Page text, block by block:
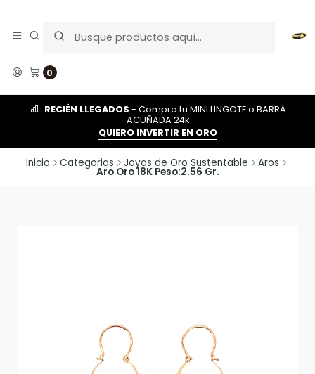
0
RECIÉN LLEGADOS - Compra tu MINI LINGOTE o BARRA
ACUÑADA 24k
QUIERO INVERTIR EN ORO
Inicio Categorias Joyas de Oro Sustentable Aros
Aro Oro 18K Peso:2.56 Gr.